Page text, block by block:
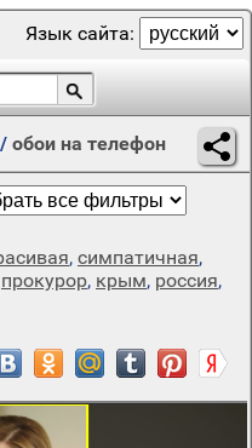
Язык сайта:
/ обои на телефон
, симпатичная,
прокурор, крым, россия,